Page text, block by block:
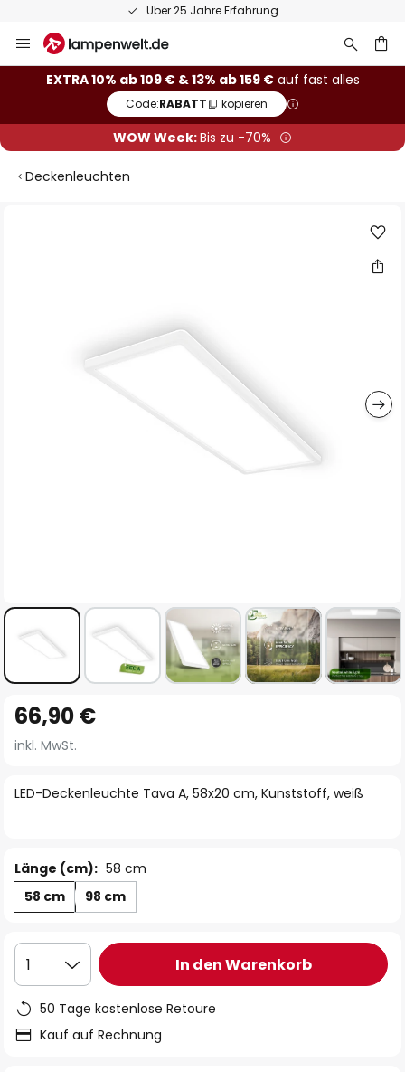
Über 25 Jahre Erfahrung
Inhalt
springen
EXTRA 10% ab 109 € & 13% ab 159 €auf fast alles
Code:RABATT kopieren
WOW Week:Bis zu -70%
Deckenleuchten
Anfang
der
springen
LED-Deckenleuchte Tava A, 58x20 cm, Kunststoff, weiß
66,90 €
inkl. MwSt.
Länge (cm): 58 cm
58 cm
98 cm
1 In den Warenkorb
50 Tage kostenlose Retoure
Kauf auf Rechnung